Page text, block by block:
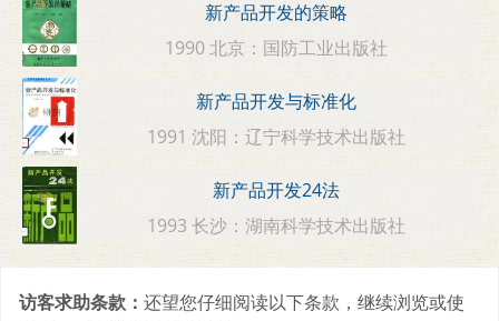
新产品开发的策略
1990 北京：国防工业出版社
新产品开发与标准化
1991 沈阳：辽宁科学技术出版社
新产品开发24法
1993 长沙：湖南科学技术出版社
访客求助条款： 还望您仔细阅读以下条款，继续浏览或使